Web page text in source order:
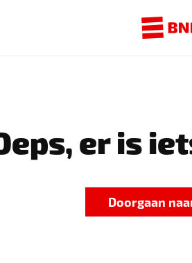
er is
Doorgaan